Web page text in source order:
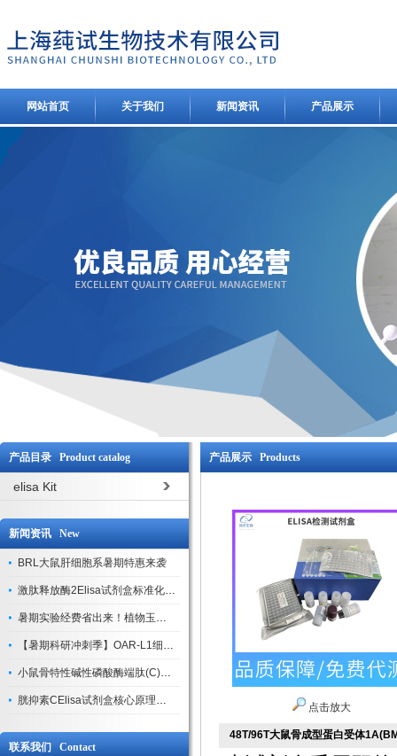
网站首页 关于我们 新闻资讯 产品展示
产品目录 Product catalog
elisa Kit
新闻资讯 New
BRL大鼠肝细胞系暑期特惠来袭
激肽释放酶2Elisa试剂盒标准化实验操作与质控体系解析
暑期实验经费省出来！植物玉米索核苷（ZR ）elisa酶联免疫试剂盒
【暑期科研冲刺季】OAR-L1细胞专用培养基特惠，助力实验高效突破
小鼠骨特性碱性磷酸酶端肽(C)elisa试剂盒大促，骨科研人速囤
胱抑素CElisa试剂盒核心原理、产品特性与全流程操作规范详解
联系我们 Contact
产品展示 Products
点击放大
48T/96T大鼠骨成型蛋白受体